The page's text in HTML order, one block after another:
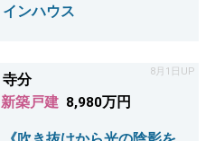
インハウス
8月1日UP
寺分
新築戸建 8,980万円